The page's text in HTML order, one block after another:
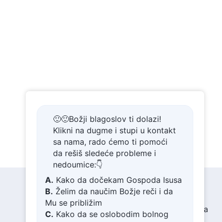
Svedočenja Vesti O nama
🙂🙂Božji blagoslov ti dolazi!
Klikni na dugme i stupi u kontakt
sa nama, rado ćemo ti pomoći
da rešiš sledeće probleme i
nedoumice:👇
A. Kako da dočekam Gospoda Isusa
B. Želim da naučim Božje reči i da
Mu se približim
C. Kako da se oslobodim bolnog